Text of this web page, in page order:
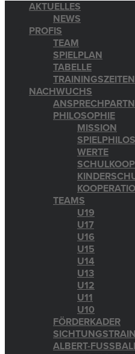
AKTUELLES
NEWS
PROFIS
TEAM
SPIELPLAN
TABELLE
TRAININGSZEITEN
NACHWUCHS
PHILOSOPHIE
MISSION
WERTE
TEAMS
U19
U17
U16
U15
U14
U13
U12
U11
U10
FÖRDERKADER
ALBERT-